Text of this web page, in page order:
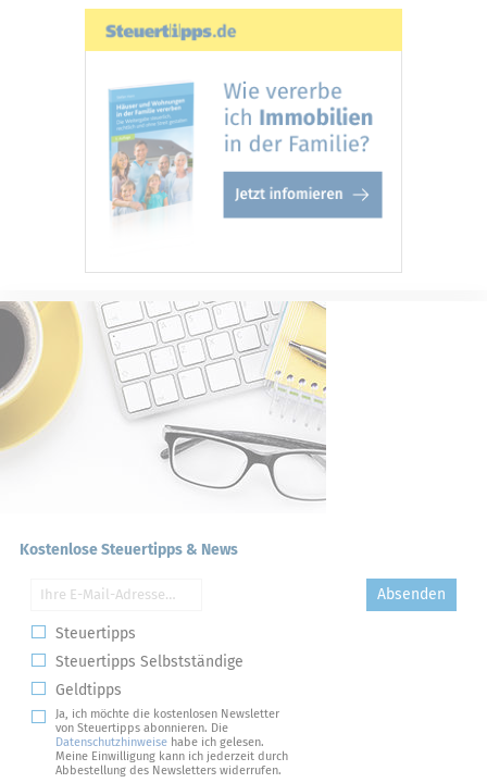
Kostenlose Steuertipps & News
Absenden
Steuertipps
Steuertipps Selbstständige
Geldtipps
Ja, ich möchte die kostenlosen Newsletter
von Steuertipps abonnieren. Die
Datenschutzhinweise habe ich gelesen.
Meine Einwilligung kann ich jederzeit durch
Abbestellung des Newsletters widerrufen.